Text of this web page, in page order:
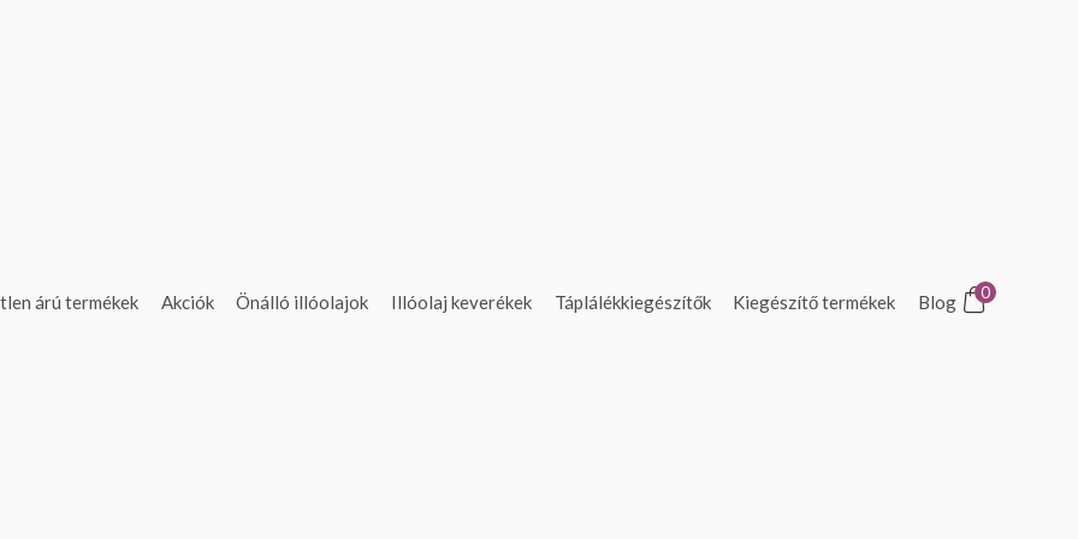
árú termékek Akciók Önálló illóolajok Illóolaj keverékek Táplálékkiegészítők Kiegészítő termékek Blog 0